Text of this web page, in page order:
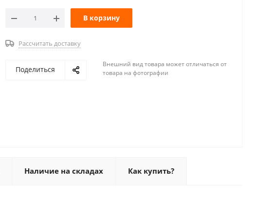
В корзину
Рассчитать доставку
Поделиться
Внешний вид товара может отличаться от
товара на фотографии
Наличие на складах Как купить?